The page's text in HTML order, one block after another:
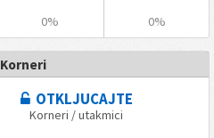
0% 0%
Korneri
OTKLJUCAJTE
Korneri / utakmici